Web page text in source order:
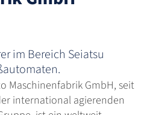
im Bereich Seiatsu
Maschinenfabrik GmbH, seit
international agierenden